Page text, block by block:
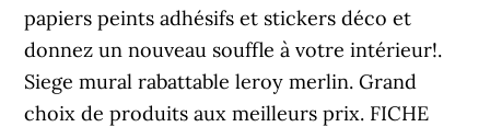
papiers peints adhésifs et stickers déco et
donnez un nouveau souffle à votre intérieur!.
Siege mural rabattable leroy merlin. Grand
choix de produits aux meilleurs prix. FICHE